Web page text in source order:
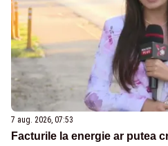
7 aug. 2026, 07:53
Facturile la energie ar putea